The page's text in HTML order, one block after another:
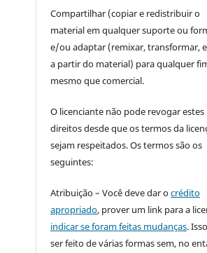
Compartilhar (copiar e redistribuir o
material em qualquer suporte ou
e/ou adaptar (remixar, transformar,
a partir do material) para qualquer
mesmo que comercial.
O licenciante não pode revogar estes
direitos desde que os termos da
sejam respeitados. Os termos são os
seguintes:
Atribuição – Você deve dar ocrédito
apropriado, prover um link para a
indicar se foram feitas mudanças.
ser feito de várias formas sem, no